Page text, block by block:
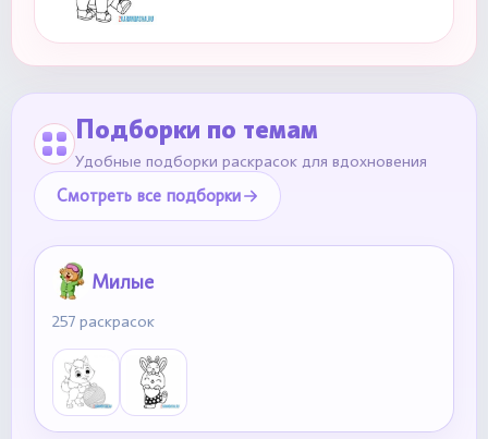
Подборки по темам
Удобные подборки раскрасок для вдохновения
Смотреть все подборки
Милые
257 раскрасок